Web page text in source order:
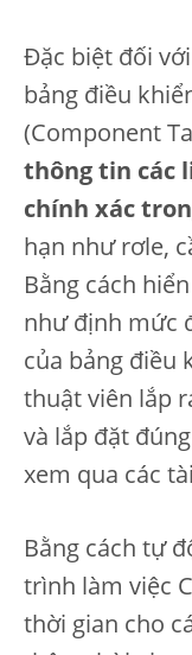
Đặc biệt đối
bảng điều
(Component
thông tin các
chính xác
hạn như rơle,
Bằng cách
như định mức
của bảng điều
thuật viên lắp
và lắp đặt
xem qua các
Bằng cách tự
trình làm việc
thời gian cho